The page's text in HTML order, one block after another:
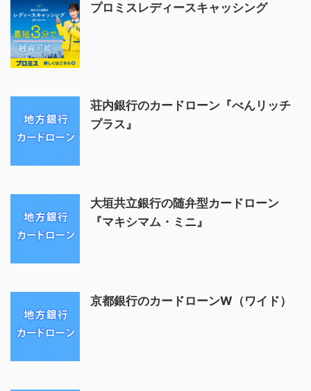
プロミスレディースキャッシング
荘内銀行のカードローン『べんリッチ
プラス』
大垣共立銀行の随弁型カードローン
『マキシマム・ミニ』
京都銀行のカードローンW（ワイド）